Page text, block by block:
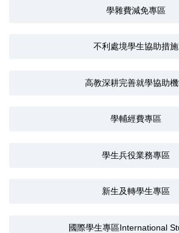
學雜費減免專區
不利處境學生協助措施
高教深耕完善就學協助機
學輔經費專區
學生兵役業務專區
新生及轉學生專區
國際學生專區International